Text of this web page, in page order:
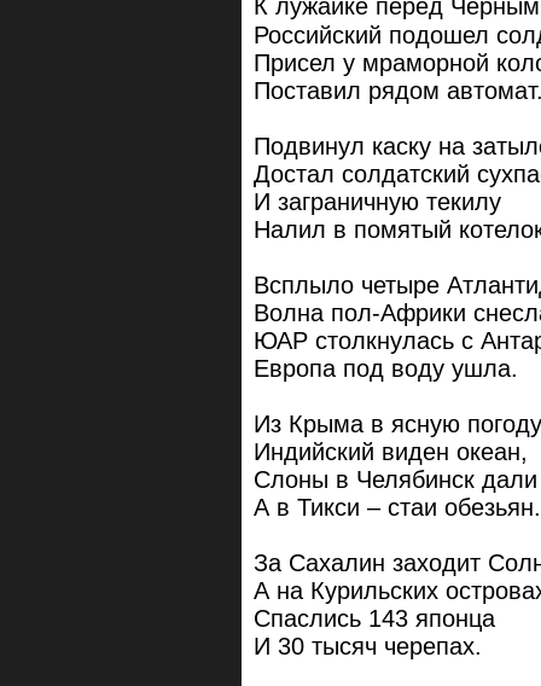
К лужайке перед
Российский подошел
Присел у мраморной
Поставил рядом
Подвинул каску на
Достал солдатский
И заграничную текилу
Налил в помятый
Всплыло четыре
Волна пол-Африки
ЮАР столкнулась с
Европа под воду ушла.
Из Крыма в ясную погоду
Индийский виден океан,
Слоны в Челябинск дали
А в Тикси – стаи обезьян.
За Сахалин заходит
А на Курильских
Спаслись 143 японца
И 30 тысяч черепах.